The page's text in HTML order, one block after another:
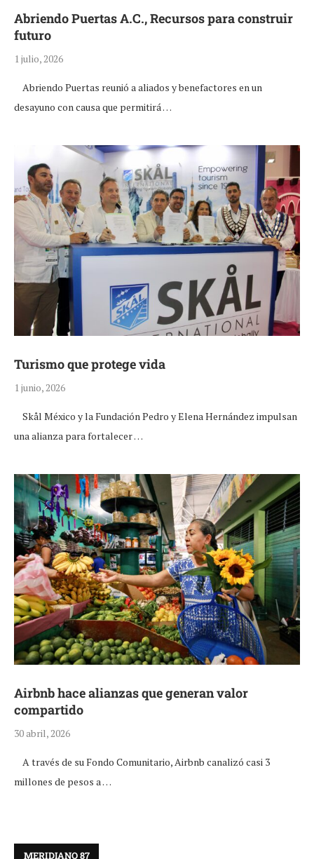
Abriendo Puertas A.C., Recursos para construir
futuro
1 julio, 2026
Abriendo Puertas reunió a aliados y benefactores en un
desayuno con causa que permitirá …
Turismo que protege vida
1 junio, 2026
Skål México y la Fundación Pedro y Elena Hernández impulsan
una alianza para fortalecer …
Airbnb hace alianzas que generan valor
compartido
30 abril, 2026
A través de su Fondo Comunitario, Airbnb canalizó casi 3
millones de pesos a …
MERIDIANO 87